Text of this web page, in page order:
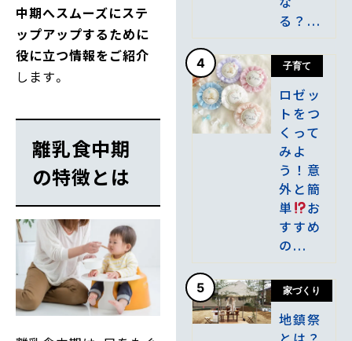
中期へスムーズにステ
ップアップするために
役に立つ情報をご紹介
します。
離乳食中期
の特徴とは
る？...
4 子育て
ロゼッ
トをつ
くって
みよ
う！意
外と簡
単
お
すすめ
の...
5 家づくり
地鎮祭